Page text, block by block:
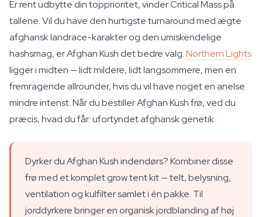
Er rent udbytte din topprioritet, vinder Critical Mass på
tallene. Vil du have den hurtigste turnaround med ægte
afghansk landrace-karakter og den umiskendelige
hashsmag, er Afghan Kush det bedre valg.Northern Lights
ligger i midten — lidt mildere, lidt langsommere, men en
fremragende allrounder, hvis du vil have noget en anelse
mindre intenst. Når du bestiller Afghan Kush frø, ved du
præcis, hvad du får: ufortyndet afghansk genetik.
Dyrker du Afghan Kush indendørs? Kombiner disse
frø med et komplet grow tent kit — telt, belysning,
ventilation og kulfilter samlet i én pakke. Til
jorddyrkere bringer en organisk jordblanding af høj